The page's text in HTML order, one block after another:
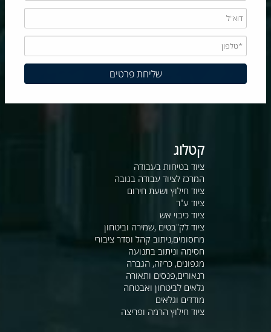
קטלוג
ציוד בטיחות בעבודה
המרכז לציוד עבודה בגובה
ציוד חילוץ ושעת חירום
ציוד ע"ר
ציוד כיבוי אש
ציוד לק"בטים ,שמירה וביטחון
מחסומים,ניתוב קהל וסדר ציבורי
חסימה וניתוב בתנועה
מגפונים, כריזה, הגברה
רנאורים,פנסים ותאורה
גלאים לביטחון ואבטחה
מודדים וגלאים
ציוד חילוץ הרמה ופריצה